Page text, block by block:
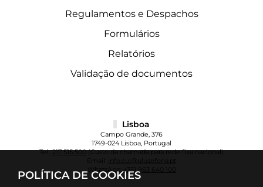
POLÍTICA DE COOKIES
Regulamentos e Despachos
Formulários
Relatórios
Validação de documentos
Lisboa
Campo Grande, 376
1749-024 Lisboa, Portugal
Tel.:217 515 500(Custo da chamada para rede fixa nacional)
info.cul@ulusofona.pt
WhatsApp:+351 963 640 100